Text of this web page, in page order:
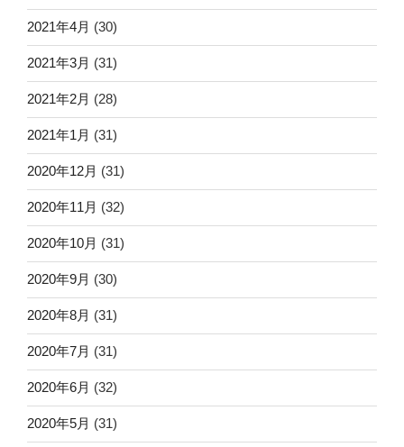
2021年4月 (30)
2021年3月 (31)
2021年2月 (28)
2021年1月 (31)
2020年12月 (31)
2020年11月 (32)
2020年10月 (31)
2020年9月 (30)
2020年8月 (31)
2020年7月 (31)
2020年6月 (32)
2020年5月 (31)